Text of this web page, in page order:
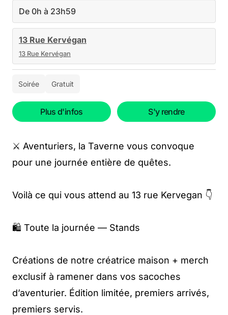
De 0h à 23h59
13 Rue Kervégan
13 Rue Kervégan
Soirée Gratuit
Plus d'infos S'y rendre
⚔️ Aventuriers, la Taverne vous convoque
pour une journée entière de quêtes.
Voilà ce qui vous attend au 13 rue Kervegan 👇
🛍️ Toute la journée — Stands
Créations de notre créatrice maison + merch
exclusif à ramener dans vos sacoches
d’aventurier. Édition limitée, premiers arrivés,
premiers servis.